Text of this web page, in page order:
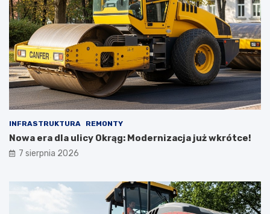
INFRASTRUKTURA REMONTY
Nowa era dla ulicy Okrąg: Modernizacja już wkrótce!
7 sierpnia 2026